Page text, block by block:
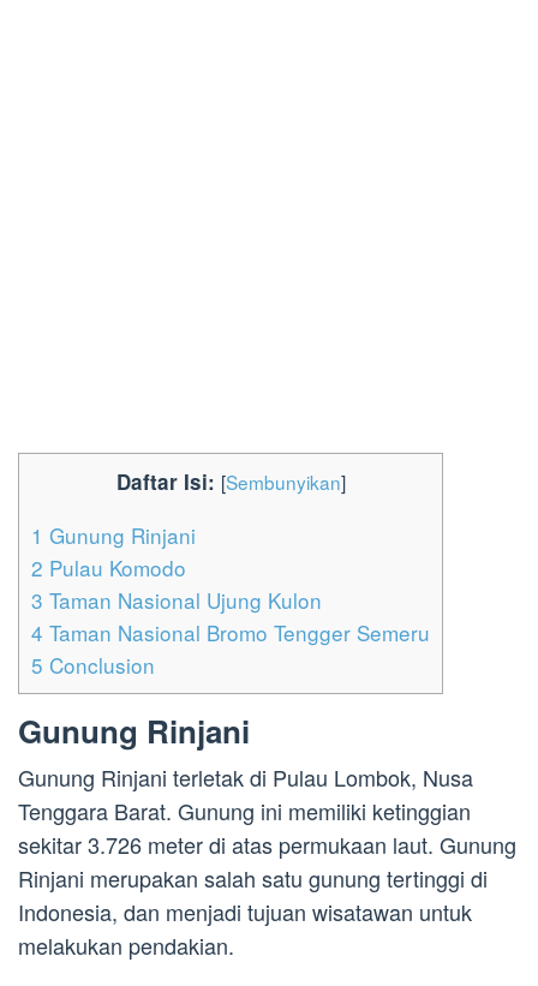
Daftar Isi: [Sembunyikan]
1 Gunung Rinjani
2 Pulau Komodo
3 Taman Nasional Ujung Kulon
4 Taman Nasional Bromo Tengger Semeru
5 Conclusion
Gunung Rinjani
Gunung Rinjani terletak di Pulau Lombok, Nusa
Tenggara Barat. Gunung ini memiliki ketinggian
sekitar 3.726 meter di atas permukaan laut. Gunung
Rinjani merupakan salah satu gunung tertinggi di
Indonesia, dan menjadi tujuan wisatawan untuk
melakukan pendakian.